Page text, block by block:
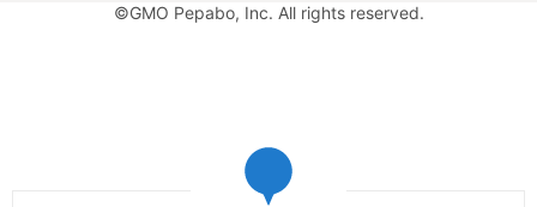
©GMO Pepabo, Inc. All rights reserved.